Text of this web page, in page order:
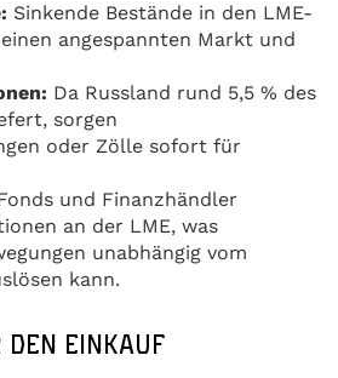
Sinkende Bestände in den LME-
angespannten Markt und
Da Russland rund 5,5 % des
sorgen
oder Zölle sofort für
und Finanzhändler
an der LME, was
unabhängig vom
kann.
DEN EINKAUF